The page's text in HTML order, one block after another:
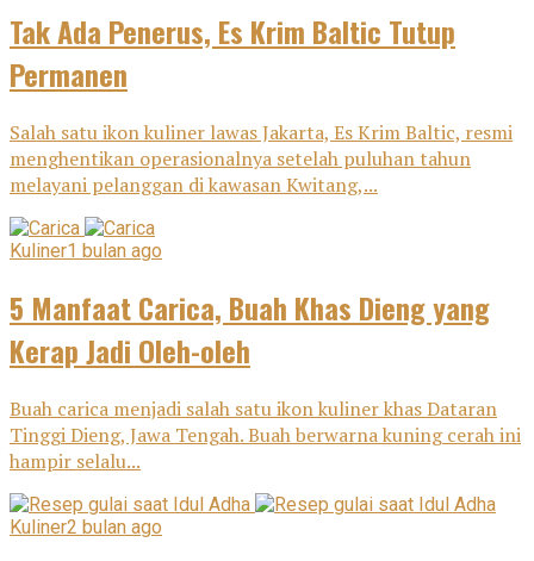
Tak Ada Penerus, Es Krim Baltic Tutup
Permanen
Salah satu ikon kuliner lawas Jakarta, Es Krim Baltic, resmi
menghentikan operasionalnya setelah puluhan tahun
melayani pelanggan di kawasan Kwitang,...
Kuliner1 bulan ago
5 Manfaat Carica, Buah Khas Dieng yang
Kerap Jadi Oleh-oleh
Buah carica menjadi salah satu ikon kuliner khas Dataran
Tinggi Dieng, Jawa Tengah. Buah berwarna kuning cerah ini
hampir selalu...
Kuliner2 bulan ago